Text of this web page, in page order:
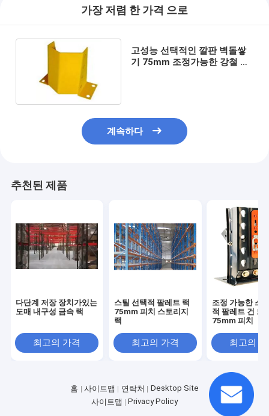
가장 저렴 한 가격 으로
고성능 선택적인 깔판 벽돌쌓
기 75mm 조정가능한 강철 깔
계속하다
추천된 제품
다단계 저장 장치가있는
도매 내구성 금속 랙
최고의 가격
스틸 선택적 팔레트 랙
75mm 피치 스토리지
랙
최고의 가격
조정 가능한 스
적 팔레트 건 드
75mm 피치
최고의
홈 사이트맵 연락처
Desktop Site
사이트맵
Privacy Policy